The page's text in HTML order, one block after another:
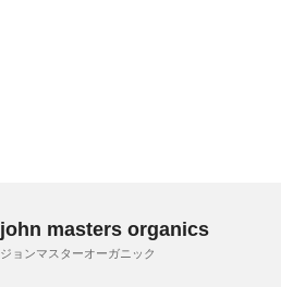
john masters organics
ジョンマスターオーガニック